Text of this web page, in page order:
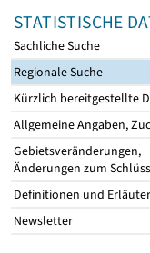
STATISTISCHE
Sachliche Suche
Regionale Suche
Kürzlich bereitgestellte
Allgemeine Angaben,
Gebietsveränderungen,
Änderungen zum
Definitionen und
Newsletter